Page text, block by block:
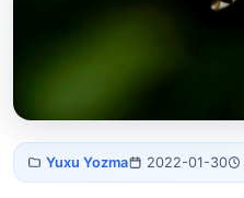
Yuxuda arı
görmək
Yuxu Yozma 2022-01-30